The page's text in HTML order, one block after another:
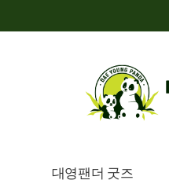
대영팬더 굿즈